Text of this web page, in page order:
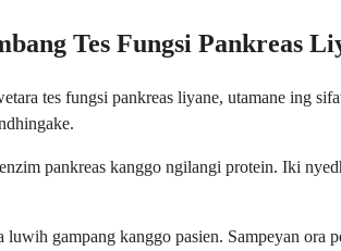
Tes Fungsi Pankreas
tes fungsi pankreas liyane, utamane ing
pankreas kanggo ngilangi protein. Iki
gampang kanggo pasien. Sampeyan